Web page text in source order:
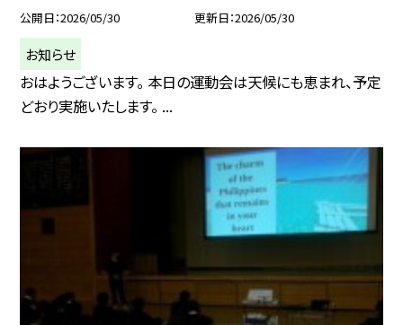
公開日 2026/05/30 更新日 2026/05/30
お知らせ
おはようございます。 本日の運動会は天候にも恵まれ、予定
どおり実施いたします。 ...